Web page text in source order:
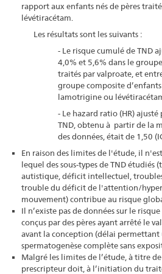
rapport aux enfants nés de pères
lévétiracétam.
Les résultats sont les suivants :
- Le risque cumulé de TND
4,0% et 5,6% dans le
traités par valproate, et
groupe composite
lamotrigine ou
- Le hazard ratio (HR)
TND, obtenu à partir de la
des données, était de 1,50
En raison des limites de l'étude, il
lequel des sous-types de TND étudiés
autistique, déficit intellectuel,
trouble du déficit de l'attention/
mouvement) contribue au risque
Il n’existe pas de données sur le
conçus par des pères ayant arrêté le
avant la conception (délai permettant
spermatogenèse complète sans
Malgré les limites de l’étude, à titre
prescripteur doit, à l’initiation du